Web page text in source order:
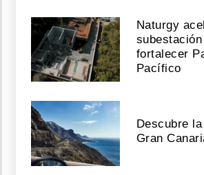
Naturgy
fortalecer
Pacífico
Descubre
Gran